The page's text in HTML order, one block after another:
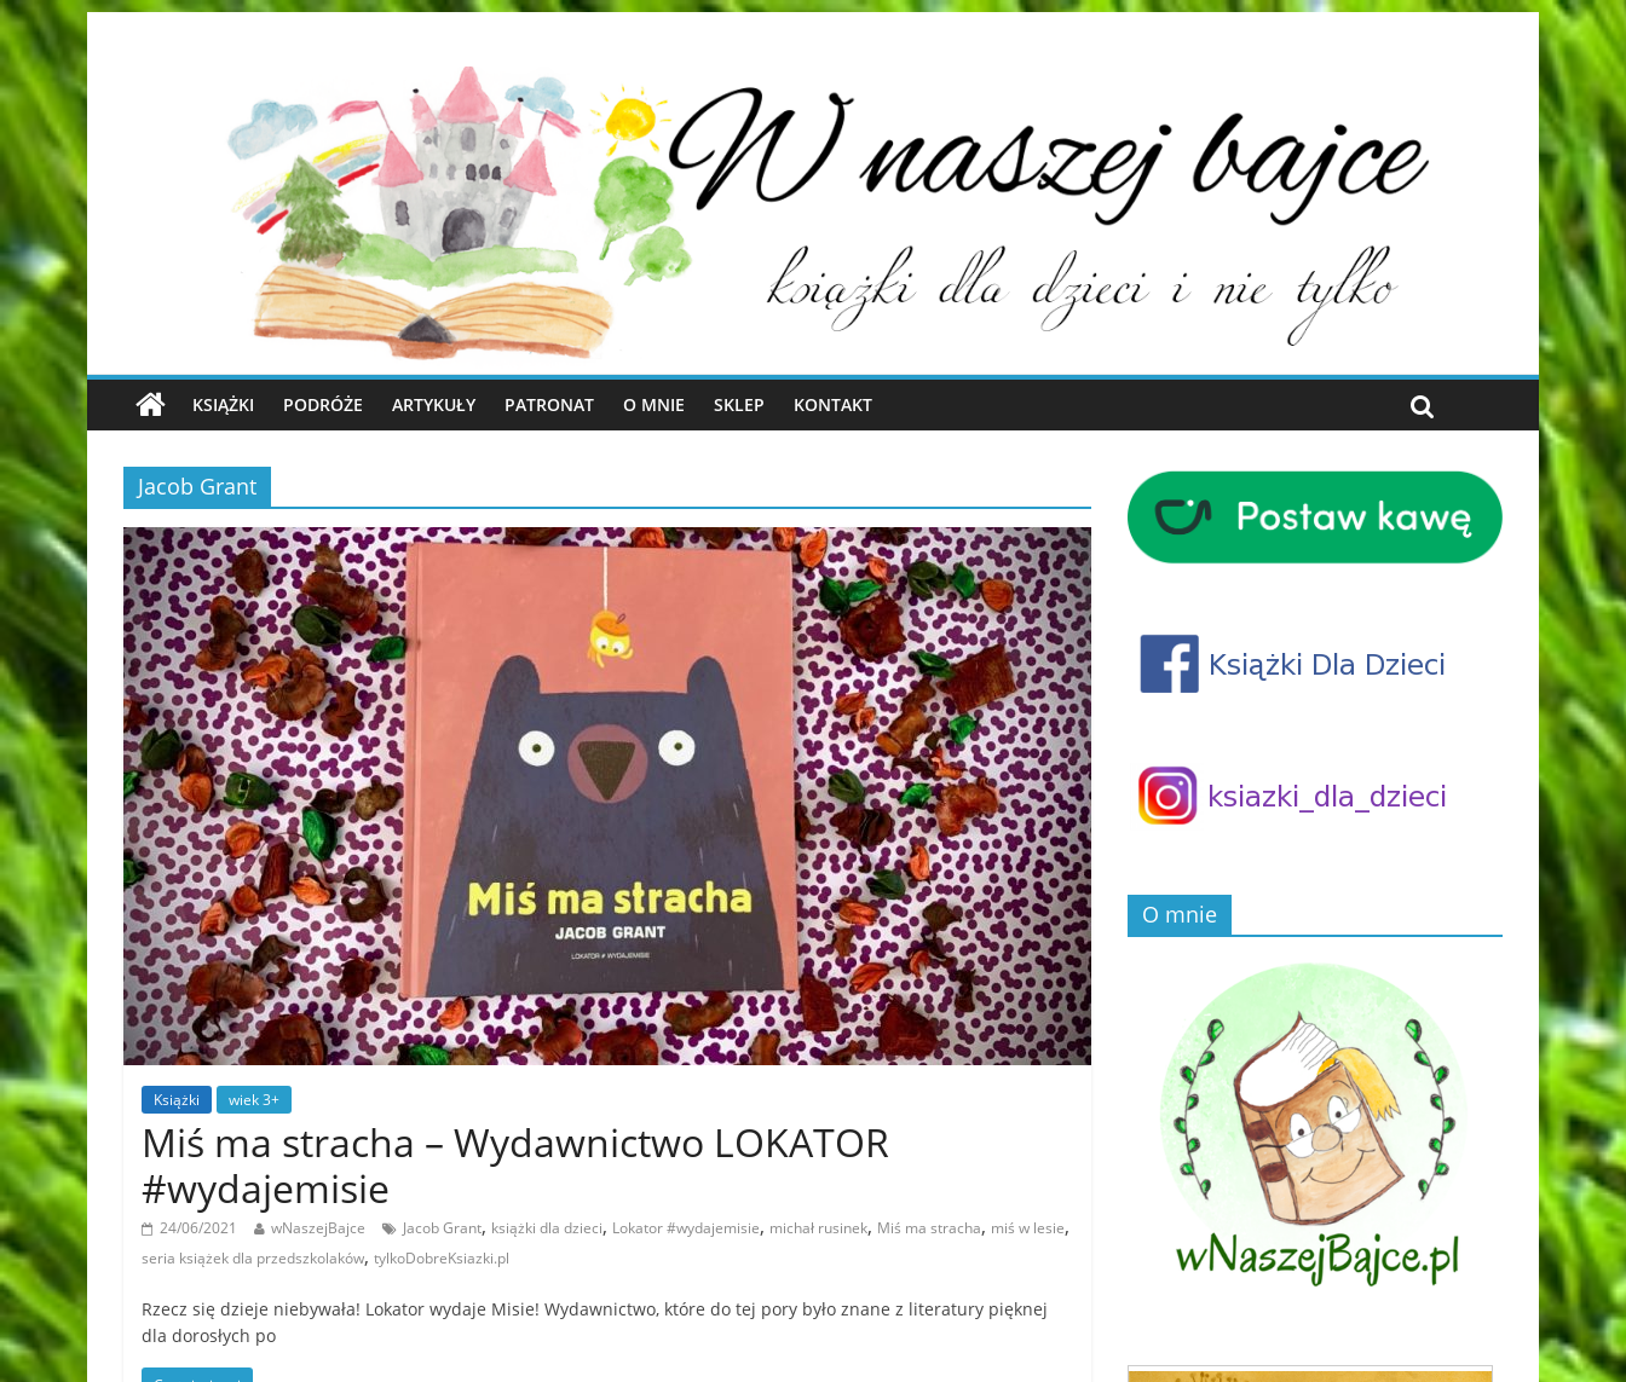
KSIĄŻKI PODRÓŻE ARTYKUŁY PATRONAT O MNIE SKLEP KONTAKT
Jacob Grant
Książki wiek 3+
Miś ma stracha – Wydawnictwo LOKATOR
#wydajemisie
24/06/2021 wNaszejBajce Jacob Grant, książki dla dzieci, Lokator #wydajemisie, michał rusinek, Miś ma stracha, miś w lesie,
seria książek dla przedszkolaków, tylkoDobreKsiazki.pl
Rzecz się dzieje niebywała! Lokator wydaje Misie! Wydawnictwo, które do tej pory było znane z literatury pięknej
dla dorosłych po
O mnie